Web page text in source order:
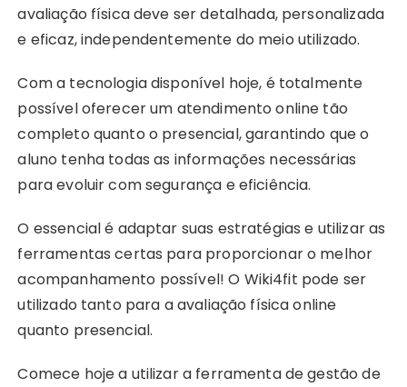
avaliação física deve ser detalhada, personalizada
e eficaz, independentemente do meio utilizado.
Com a tecnologia disponível hoje, é totalmente
possível oferecer um atendimento online tão
completo quanto o presencial, garantindo que o
aluno tenha todas as informações necessárias
para evoluir com segurança e eficiência.
O essencial é adaptar suas estratégias e utilizar as
ferramentas certas para proporcionar o melhor
acompanhamento possível! O Wiki4fit pode ser
utilizado tanto para a avaliação física online
quanto presencial.
Comece hoje a utilizar a ferramenta de gestão de